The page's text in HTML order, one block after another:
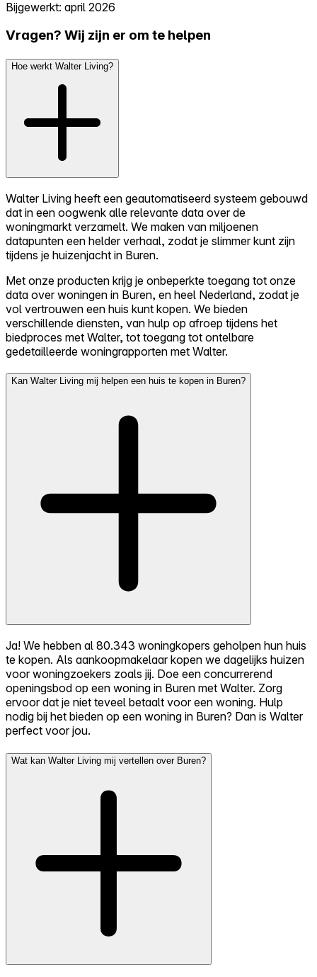
Bijgewerkt: april 2026
Vragen? Wij zijn er om te helpen
Hoe werkt Walter Living?
Walter Living heeft een geautomatiseerd systeem gebouwd
dat in een oogwenk alle relevante data over de
woningmarkt verzamelt. We maken van miljoenen
datapunten een helder verhaal, zodat je slimmer kunt zijn
tijdens je huizenjacht in Buren.
Met onze producten krijg je onbeperkte toegang tot onze
data over woningen in Buren, en heel Nederland, zodat je
vol vertrouwen een huis kunt kopen. We bieden
verschillende diensten, van hulp op afroep tijdens het
biedproces met Walter, tot toegang tot ontelbare
gedetailleerde woningrapporten met Walter.
Kan Walter Living mij helpen een huis te kopen in Buren?
Ja! We hebben al 80.343 woningkopers geholpen hun huis
te kopen. Als aankoopmakelaar kopen we dagelijks huizen
voor woningzoekers zoals jij. Doe een concurrerend
openingsbod op een woning in Buren met Walter. Zorg
ervoor dat je niet teveel betaalt voor een woning. Hulp
nodig bij het bieden op een woning in Buren? Dan is Walter
perfect voor jou.
Wat kan Walter Living mij vertellen over Buren?